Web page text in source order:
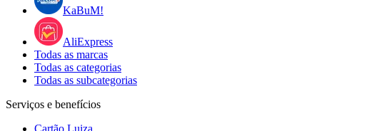
KaBuM!
AliExpress
Todas as marcas
Todas as categorias
Todas as subcategorias
Serviços e benefícios
Cartão Luiza